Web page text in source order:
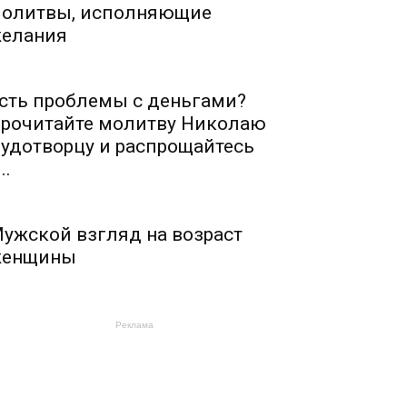
исполняющие
проблемы с деньгами?
молитву Николаю
и распрощайтесь
взгляд на возраст
Реклама